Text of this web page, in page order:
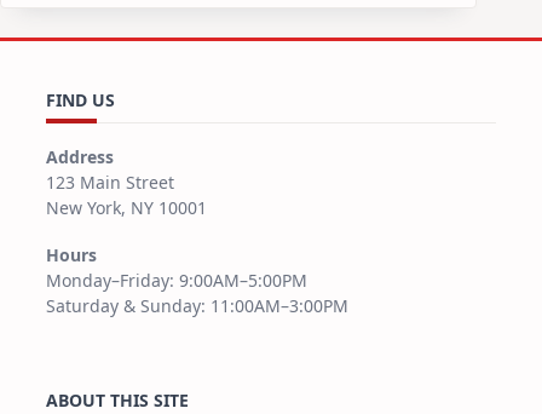
FIND US
Address
123 Main Street
New York, NY 10001
Hours
Monday–Friday: 9:00AM–5:00PM
Saturday & Sunday: 11:00AM–3:00PM
ABOUT THIS SITE